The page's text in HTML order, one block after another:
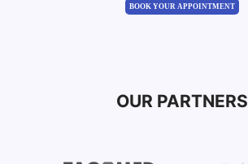
BOOK YOUR APPOINTMENT
OUR PARTNERS